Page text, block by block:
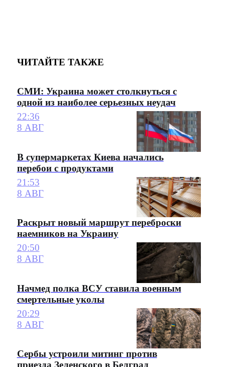
ЧИТАЙТЕ ТАКЖЕ
СМИ: Украина может столкнуться с
одной из наиболее серьезных неудач
22:36
8 АВГ
В супермаркетах Киева начались
перебои с продуктами
21:53
8 АВГ
Раскрыт новый маршрут переброски
наемников на Украину
20:50
8 АВГ
Начмед полка ВСУ ставила военным
смертельные уколы
20:29
8 АВГ
Сербы устроили митинг против
приезда Зеленского в Белград